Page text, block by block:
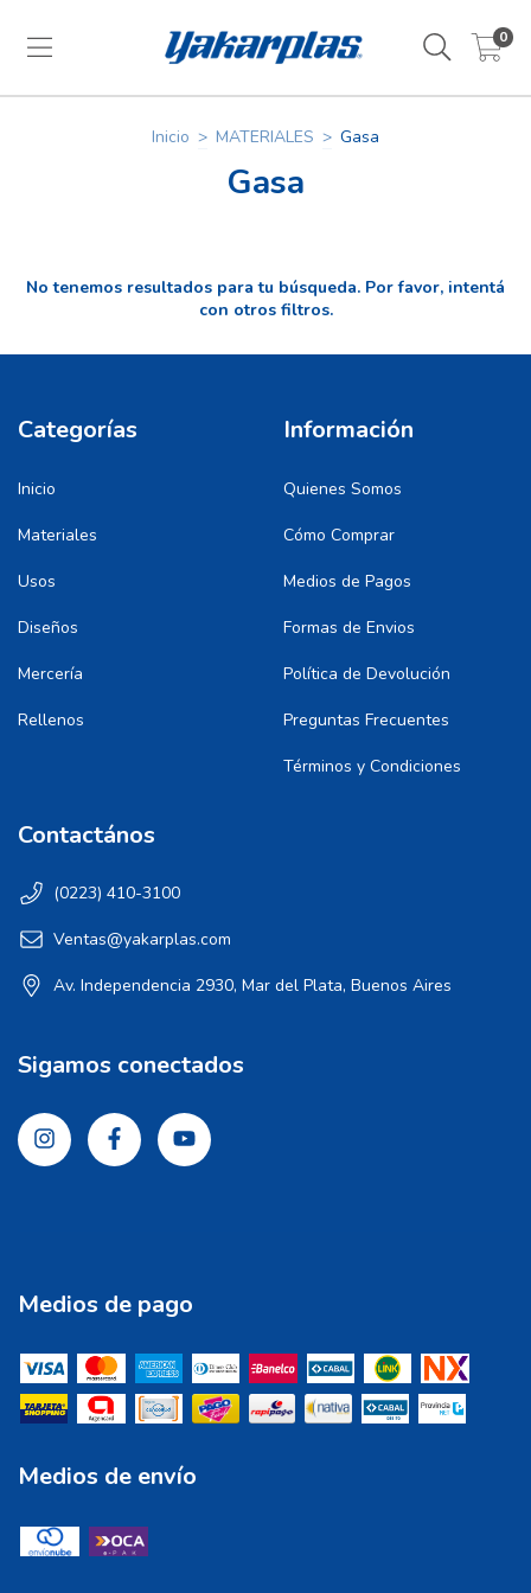
0
Inicio > MATERIALES > Gasa
Gasa
No tenemos resultados para tu búsqueda. Por favor, intentá
con otros filtros.
Categorías
Inicio
Materiales
Usos
Diseños
Mercería
Rellenos
Información
Quienes Somos
Cómo Comprar
Medios de Pagos
Formas de Envios
Política de Devolución
Preguntas Frecuentes
Términos y Condiciones
Contactános
(0223) 410-3100
Ventas@yakarplas.com
Av. Independencia 2930, Mar del Plata, Buenos Aires
Sigamos conectados
Medios de pago
Medios de envío